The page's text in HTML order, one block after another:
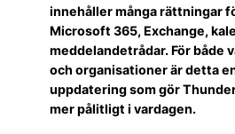
innehåller många rättningar
Microsoft 365, Exchange,
meddelandetrådar. För både
och organisationer är detta
uppdatering som gör
mer pålitligt i vardagen.